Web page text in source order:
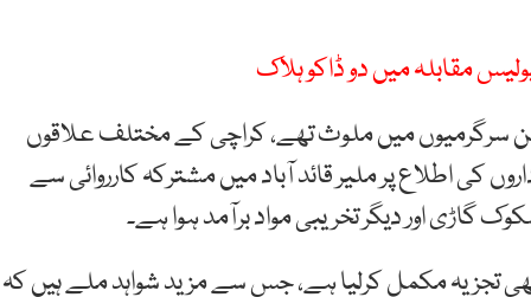
مقابلہ میں دو ڈاکو ہلاک
سرگرمیوں میں ملوث تھے، کراچی کے مختلف علاقوں
اطلاع پر ملیر قائد آباد میں مشترکہ کارروائی سے
گاڑی اور دیگر تخریبی مواد برآمد ہوا ہے۔
بھی تجزیہ مکمل کرلیا ہے، جس سے مزید شواہد ملے ہیں کہ